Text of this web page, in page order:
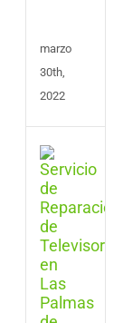
marzo
30th,
2022
en